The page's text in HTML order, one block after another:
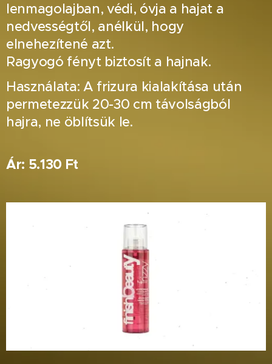
lenmagolajban, védi, óvja a hajat a
nedvességtől, anélkül, hogy
elnehezítené azt.
Ragyogó fényt biztosít a hajnak.
Használata: A frizura kialakítása után
permetezzük 20-30 cm távolságból
hajra, ne öblítsük le.
Ár: 5.130 Ft